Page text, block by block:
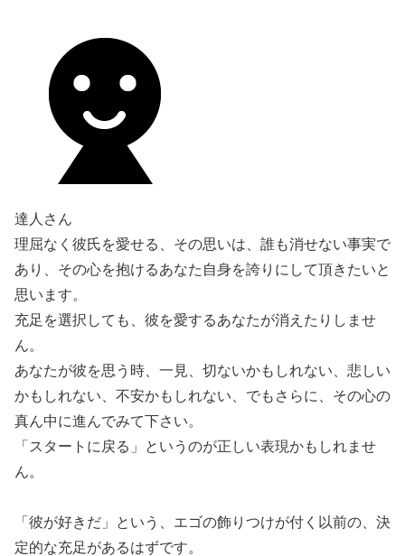
達人さん
理屈なく彼氏を愛せる、その思いは、誰も消せない事実で
あり、その心を抱けるあなた自身を誇りにして頂きたいと
思います。
充足を選択しても、彼を愛するあなたが消えたりしませ
ん。
あなたが彼を思う時、一見、切ないかもしれない、悲しい
かもしれない、不安かもしれない、でもさらに、その心の
真ん中に進んでみて下さい。
「スタートに戻る」というのが正しい表現かもしれませ
ん。
「彼が好きだ」という、エゴの飾りつけが付く以前の、決
定的な充足があるはずです。